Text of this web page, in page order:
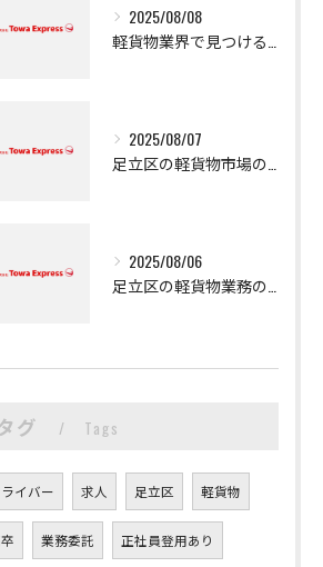
2025/08/08
2025/08/07
2025/08/06
グ Tags
ライバー 求人 足立区 軽貨物
業務委託 正社員登用あり